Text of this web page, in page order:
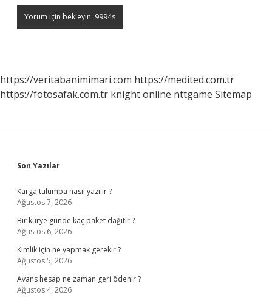
https://veritabanimimari.com https://medited.com.tr
https://fotosafak.com.tr knight online nttgame Sitemap
Sidebar
Son Yazılar
Karga tulumba nasıl yazılır ?
Ağustos 7, 2026
Bir kurye günde kaç paket dağıtır ?
Ağustos 6, 2026
Kimlik için ne yapmak gerekir ?
Ağustos 5, 2026
Avans hesap ne zaman geri ödenir ?
Ağustos 4, 2026